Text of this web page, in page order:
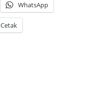
WhatsApp
Cetak